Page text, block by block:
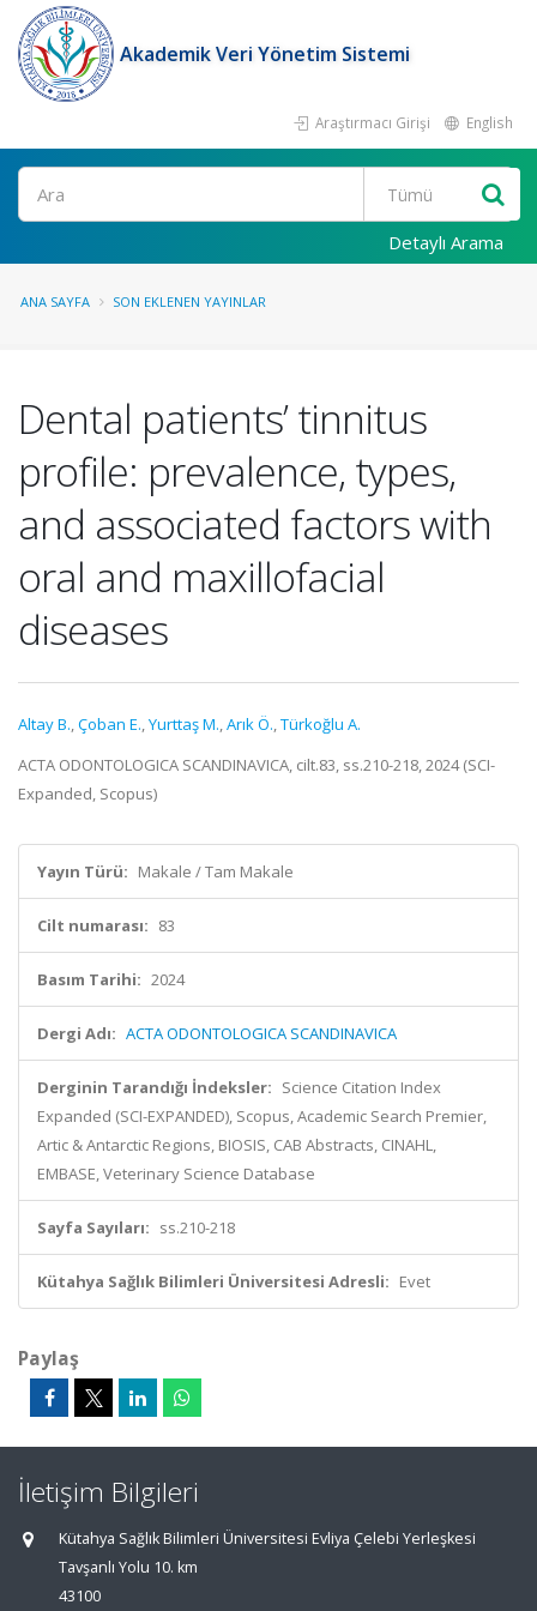
Akademik Veri Yönetim Sistemi
Araştırmacı Girişi English
Ara
Detaylı Arama
ANA SAYFA SON EKLENEN YAYINLAR
Dental patients’ tinnitus
profile: prevalence, types,
and associated factors with
oral and maxillofacial
diseases
Altay B.,Çoban E.,Yurttaş M.,Arık Ö.,Türkoğlu A.
ACTA ODONTOLOGICA SCANDINAVICA, cilt.83, ss.210-218, 2024 (SCI-
Expanded, Scopus)
Yayın Türü: Makale / Tam Makale
Cilt numarası: 83
Basım Tarihi: 2024
Dergi Adı: ACTA ODONTOLOGICA SCANDINAVICA
Derginin Tarandığı İndeksler: Science Citation Index
Expanded (SCI-EXPANDED), Scopus, Academic Search Premier,
Artic & Antarctic Regions, BIOSIS, CAB Abstracts, CINAHL,
EMBASE, Veterinary Science Database
Sayfa Sayıları: ss.210-218
Kütahya Sağlık Bilimleri Üniversitesi Adresli: Evet
Paylaş
İletişim Bilgileri
Kütahya Sağlık Bilimleri Üniversitesi Evliya Çelebi Yerleşkesi
Tavşanlı Yolu 10. km
43100